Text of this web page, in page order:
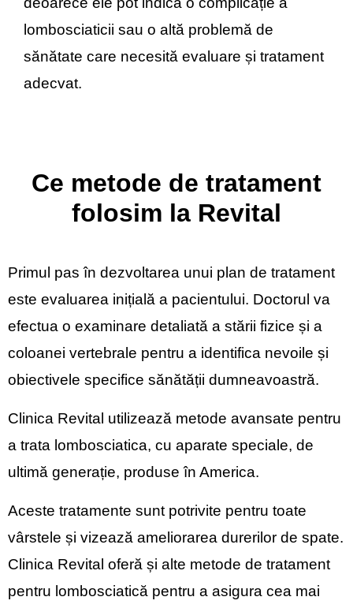
lombosciaticii sau o altă problemă de
sănătate care necesită evaluare și tratament
adecvat.
Ce metode de tratament
folosim la Revital
Primul pas în dezvoltarea unui plan de tratament
este evaluarea inițială a pacientului. Doctorul va
efectua o examinare detaliată a stării fizice și a
coloanei vertebrale pentru a identifica nevoile și
obiectivele specifice sănătății dumneavoastră.
Clinica Revital utilizează metode avansate pentru
a trata lombosciatica, cu aparate speciale, de
ultimă generație, produse în America.
Aceste tratamente sunt potrivite pentru toate
vârstele și vizează ameliorarea durerilor de spate.
Clinica Revital oferă și alte metode de tratament
pentru lombosciatică pentru a asigura cea mai